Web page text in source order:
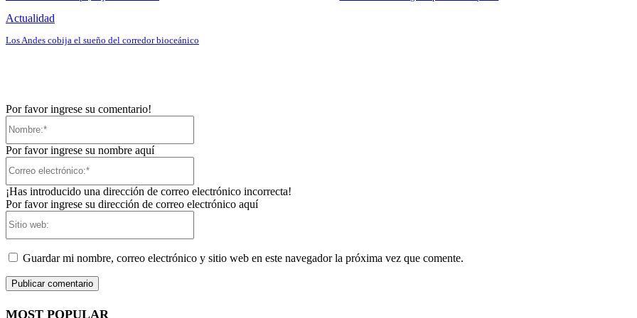
Actualidad
Los Andes cobija el sueño del corredor bioceánico
Por favor ingrese su comentario!
Por favor ingrese su nombre aquí
¡Has introducido una dirección de correo electrónico incorrecta!
Por favor ingrese su dirección de correo electrónico aquí
Guardar mi nombre, correo electrónico y sitio web en este navegador la próxima vez que comente.
MOST POPULAR